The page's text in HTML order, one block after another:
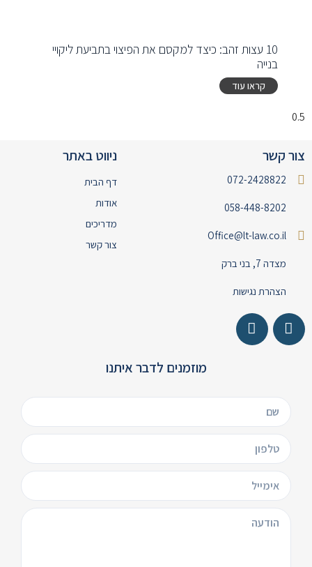
10 עצות זהב: כיצד למקסם את הפיצוי בתביעת ליקויי
בנייה
קראו עוד
צור קשר
072-2428822
058-448-8202
Office@lt-law.co.il
מצדה 7, בני ברק
הצהרת נגישות
ניווט באתר
דף הבית
אודות
מדריכים
צור קשר
מוזמנים לדבר איתנו